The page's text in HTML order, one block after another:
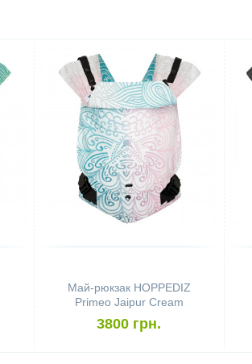
Май-рюкзак HOPPEDIZ
Primeo Jaipur Cream
3800 грн.